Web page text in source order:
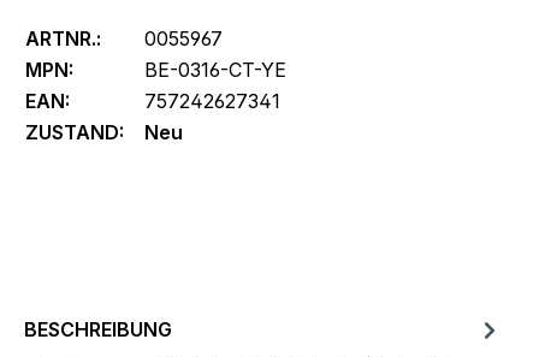
ARTNR.:
0055967
MPN:
BE-0316-CT-YE
EAN:
757242627341
ZUSTAND:
Neu
BESCHREIBUNG